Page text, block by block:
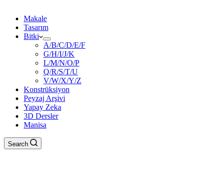
Makale
Tasarım
Bitki
A/B/C/D/E/F
G/H/I/J/K
L/M/N/O/P
Q/R/S/T/U
V/W/X/Y/Z
Konstrüksiyon
Peyzaj Arşivi
Yapay Zeka
3D Dersler
Manisa
Search